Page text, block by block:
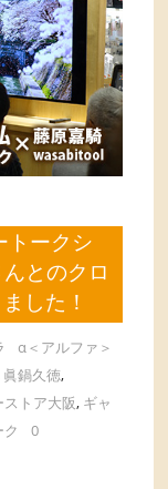
トークシ
とのクロ
した！
α＜アルファ＞
眞鍋久徳,
ストア大阪, ギャ
0